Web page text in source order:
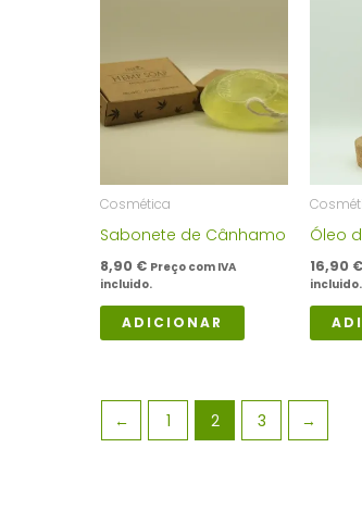
Cosmética
Sabonete de Cânhamo
8,90 € Preço com IVA
incluido.
ADICIONAR
Óleo
16,90 €
incluido.
← 1 2 3 →